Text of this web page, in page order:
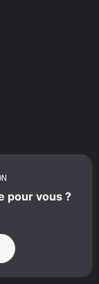
pour vous ?